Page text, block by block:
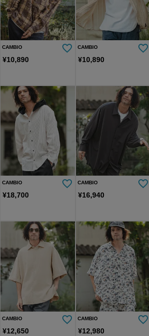
CAMBIO
¥10,890
CAMBIO
¥10,890
CAMBIO
¥18,700
CAMBIO
¥16,940
CAMBIO
¥12,650
CAMBIO
¥12,980